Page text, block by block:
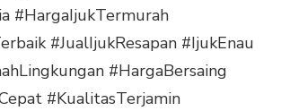
#HargaIjukTermurah
#JualIjukResapan #IjukEnau
#HargaBersaing
#KualitasTerjamin